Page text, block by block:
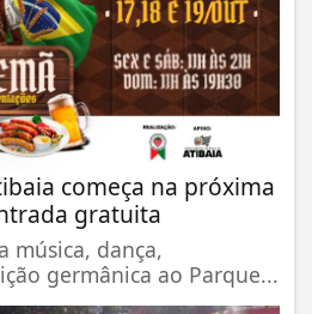
começa na próxima
gratuita
música, dança,
germânica ao Parque...